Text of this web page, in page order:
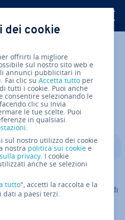
sito web in
Twitter
via LinkedIN
come fonte
su Google
come creare un sito web, sei
istru­zio­ni per prin­ci­pian­ti,
sapere per essere in grado di
online.
dei cookie
offrirti la migliore
sul nostro sito web e
annunci pubblicitari in
Fai clic suAccetta tutto per
tutti i cookie. Puoi anche
consentire selezionando le
clic su Invia
le tue scelte. Puoi
in qualsiasi
.
sul nostro utilizzo dei cookie
nostra politica sui cookie e
privacy. I cookie
anche se selezioni
tutto", accetti la raccolta e la
dati a paesi terzi.